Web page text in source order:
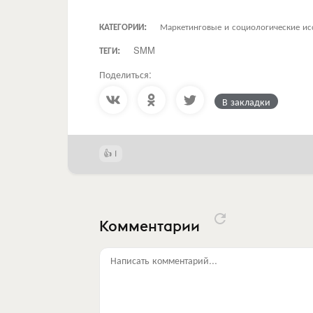
КАТЕГОРИИ:
Маркетинговые и социологические
ТЕГИ:
SMM
Поделиться:
В закладки
1
Комментарии
Написать комментарий...